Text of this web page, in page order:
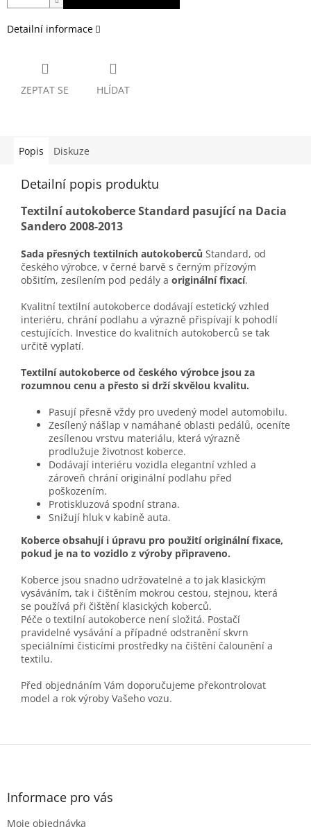
Detailní informace
ZEPTAT SE HLÍDAT
Popis Diskuze
Detailní popis produktu
Textilní autokoberce Standard pasující na Dacia
Sandero 2008-2013
Sada přesných textilních autokoberců Standard, od
českého výrobce, v černé barvě s černým přízovým
obšitím, zesílením pod pedály a originální fixací.
Kvalitní textilní autokoberce dodávají estetický vzhled
interiéru, chrání podlahu a výrazně přispívají k pohodlí
cestujících. Investice do kvalitních autokoberců se tak
určitě vyplatí.
Textilní autokoberce od českého výrobce jsou za
rozumnou cenu a přesto si drží skvělou kvalitu.
Pasují přesně vždy pro uvedený model automobilu.
Zesílený nášlap v namáhané oblasti pedálů, oceníte
zesílenou vrstvu materiálu, která výrazně
prodlužuje životnost koberce.
Dodávají interiéru vozidla elegantní vzhled a
zároveň chrání originální podlahu před
poškozením.
Protiskluzová spodní strana.
Snižují hluk v kabině auta.
Koberce obsahují i úpravu pro použití originální fixace,
pokud je na to vozidlo z výroby připraveno.
Koberce jsou snadno udržovatelné a to jak klasickým
vysáváním, tak i čištěním mokrou cestou, stejnou, která
se používá při čištění klasických koberců.
Péče o textilní autokoberce není složitá. Postačí
pravidelné vysávání a případné odstranění skvrn
speciálními čisticími prostředky na čištění čalounění a
textilu.
Před objednáním Vám doporučujeme překontrolovat
model a rok výroby Vašeho vozu.
Z
Informace pro vás
Moje objednávka